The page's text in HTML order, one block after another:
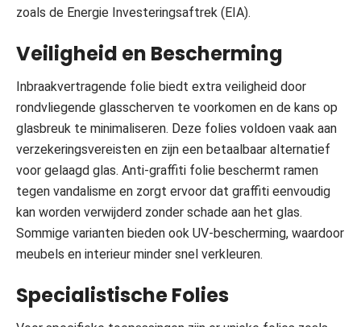
zoals de Energie Investeringsaftrek (EIA).
Veiligheid en Bescherming
Inbraakvertragende folie biedt extra veiligheid door
rondvliegende glasscherven te voorkomen en de kans op
glasbreuk te minimaliseren. Deze folies voldoen vaak aan
verzekeringsvereisten en zijn een betaalbaar alternatief
voor gelaagd glas. Anti-graffiti folie beschermt ramen
tegen vandalisme en zorgt ervoor dat graffiti eenvoudig
kan worden verwijderd zonder schade aan het glas.
Sommige varianten bieden ook UV-bescherming, waardoor
meubels en interieur minder snel verkleuren.
Specialistische Folies